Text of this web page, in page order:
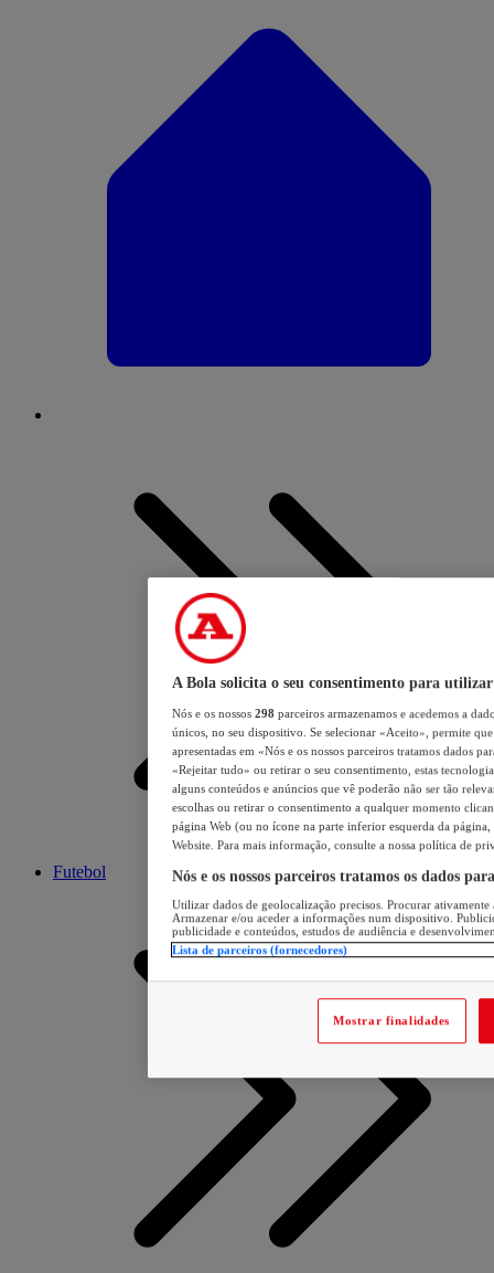
Futebol
A Bola solicita o seu consentimento para utilizar
Nós e os nossos 298 parceiros armazenamos e acedemos a
únicos, no seu dispositivo. Se selecionar «Aceito», permite
apresentadas em «Nós e os nossos parceiros tratamos dados
«Rejeitar tudo» ou retirar o seu consentimento, estas
alguns conteúdos e anúncios que vê poderão não ser tão
escolhas ou retirar o consentimento a qualquer momento
página Web (ou no ícone na parte inferior esquerda da página,
Website. Para mais informação, consulte a nossa política de
Nós e os nossos parceiros tratamos os dados
Utilizar dados de geolocalização precisos. Procurar
Armazenar e/ou aceder a informações num dispositivo.
publicidade e conteúdos, estudos de audiência e
Lista de parceiros (fornecedores)
Mostrar finalidades